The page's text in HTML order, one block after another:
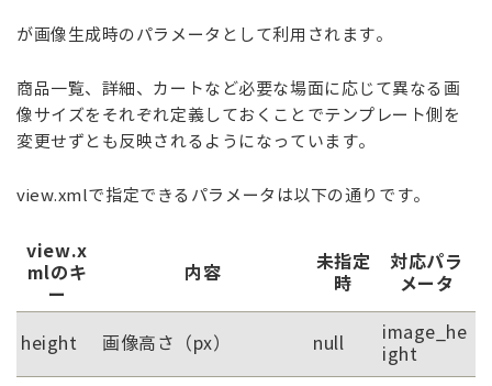
が画像生成時のパラメータとして利用されます。
商品一覧、詳細、カートなど必要な場面に応じて異なる画
像サイズをそれぞれ定義しておくことでテンプレート側を
変更せずとも反映されるようになっています。
view.xmlで指定できるパラメータは以下の通りです。
view.x
mlのキ
ー
内容
未指定
時
対応パラ
メータ
height 画像高さ（px） null
image_he
ight